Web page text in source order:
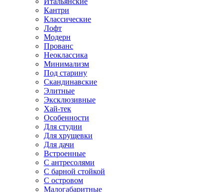
Кантри
Классические
Лофт
Модерн
Прованс
Неоклассика
Минимализм
Под старину
Скандинавские
Элитные
Эксклюзивные
Хай-тек
Особенности
Для студии
Для хрущевки
Для дачи
Встроенные
С антресолями
С барной стойкой
С островом
Малогабаритные